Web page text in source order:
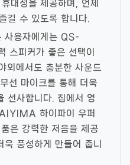
대성을 제공하며, 언제
길 수 있도록 합니다.
사용자에게는 QS-
피커가 좋은 선택이
외에서도 충분한 사운드
선 마이크를 통해 더욱
선사합니다. 집에서 영
하이파이 우퍼
은 강력한 저음을 제공
풍성하게 만들어 줍니